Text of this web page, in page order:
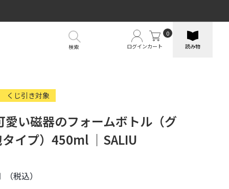
ログインカート
0
読み物
検索
くじ引き対象
愛い磁器のフォームボトル（グ
イプ）450ml ｜SALIU
（税込）